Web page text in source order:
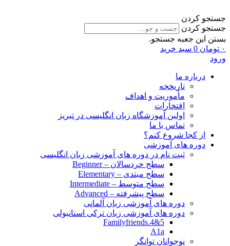
جستجو کردن
جستجو کردن
بستن این جعبه جستجو.
۰ تومان 0 سبد خرید
ورود
درباره ما
تاریخچه
مأموریت و اهداف
افتخارات
اولین آموزشگاه زبان انگلیسی در تبریز
تماس با ما
از کجا شروع کنم؟
دوره های آموزشی
ثبت نام در دوره های آموزشی زبان انگلیسی
سطح خردسالان – Beginner
سطح مبتدی – Elementary
سطح متوسط – Intermediate
سطح پیشرفته – Advanced
دوره های آموزشی زبان آلمانی
دوره های آموزشی زبان ترکی استانبولی
Familyfriends.4&5
A1a
نوجوانان توانگر